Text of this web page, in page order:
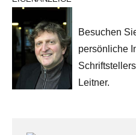
Besuchen
persönliche
Leitner.